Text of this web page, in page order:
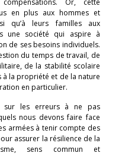
Or, cette
en plus aux hommes et
qu’à leurs familles aux
une société qui aspire à
de ses besoins individuels.
du temps de travail, de
de la stabilité scolaire
à la propriété et de la nature
en particulier.
sur les erreurs à ne pas
nous devons faire face
armées à tenir compte des
assurer la résilience de la
sens commun et